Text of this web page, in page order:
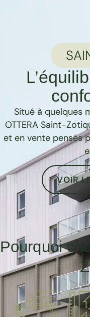
Situé à quelques
OTTERA Saint-
et en vente pensés
VOIR
Pourquoi